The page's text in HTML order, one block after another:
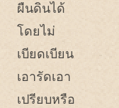
ผืนดินได้
โดยไม่
เบียดเบียน
เอารัดเอา
เปรียบหรือ